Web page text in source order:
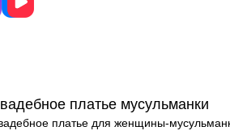
платье мусульманки
платье для женщины-